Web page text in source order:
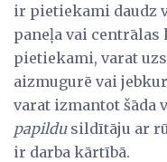
ir pietiekami daudz
paneļa vai centrālas
pietiekami, varat
aizmugurē vai
varat izmantot šāda
papildusildītāju ar
ir darba kārtībā.